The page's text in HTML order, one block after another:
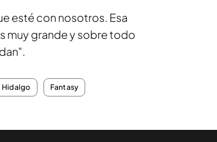
esté con nosotros. Esa
muy grande y sobre todo
Hidalgo Fantasy